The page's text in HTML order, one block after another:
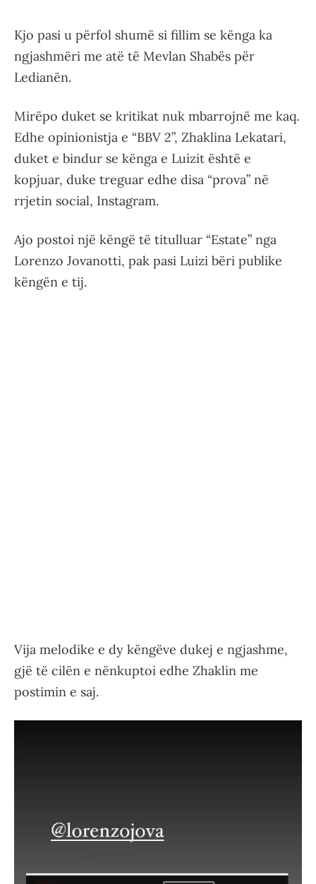
Kjo pasi u përfol shumë si fillim se kënga ka
ngjashmëri me atë të Mevlan Shabës për
Ledianën.
Mirëpo duket se kritikat nuk mbarrojnë me kaq.
Edhe opinionistja e “BBV 2”, Zhaklina Lekatari,
duket e bindur se kënga e Luizit është e
kopjuar, duke treguar edhe disa “prova” në
rrjetin social, Instagram.
Ajo postoi një këngë të titulluar “Estate” nga
Lorenzo Jovanotti, pak pasi Luizi bëri publike
këngën e tij.
Vija melodike e dy këngëve dukej e ngjashme,
gjë të cilën e nënkuptoi edhe Zhaklin me
postimin e saj.